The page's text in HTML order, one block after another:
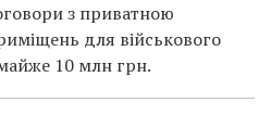
з приватною
для військового
10 млн грн.